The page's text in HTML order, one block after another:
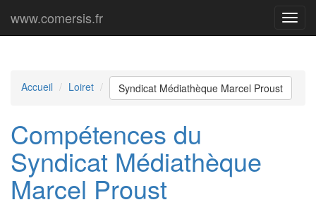
Menu
www.comersis.fr
Accueil Loiret Syndicat Médiathèque Marcel Proust
Compétences du
Syndicat Médiathèque
Marcel Proust